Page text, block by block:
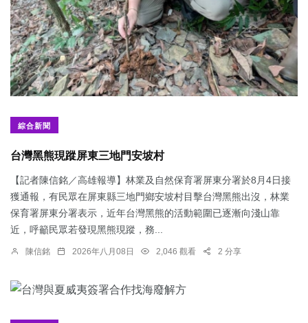
綜合新聞
台灣黑熊現蹤屏東三地門安坡村
【記者陳信銘／高雄報導】林業及自然保育署屏東分署於8月4日接
獲通報，有民眾在屏東縣三地門鄉安坡村目擊台灣黑熊出沒，林業
保育署屏東分署表示，近年台灣黑熊的活動範圍已逐漸向淺山靠
近，呼籲民眾若發現黑熊現蹤，務...
陳信銘 2026年八月08日 2,046 觀看 2 分享